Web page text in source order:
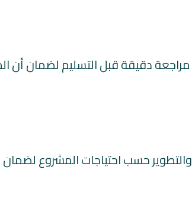
دقيقة قبل التسليم لضمان أن
حسب احتياجات المشروع لضمان